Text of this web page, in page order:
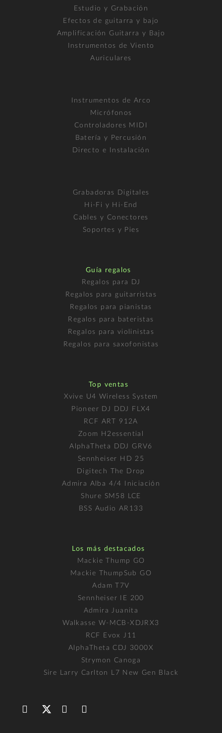
Estudio y Grabación
Efectos de guitarra y bajo
Amplificación Guitarra y Bajo
Instrumentos de Viento
Auriculares
Instrumentos de Arco
Micrófonos
Controladores MIDI
Batería y Percusión
Directo e Instalación
Grabadoras Digitales
Hi-Fi y Hi-End
Cables y Conectores
Soportes y Pies
Guía regalos
Regalos para DJ
Regalos para guitarristas
Regalos para pianistas
Regalos para bateristas
Regalos para violinistas
Regalos para saxofonistas
Top ventas
Xvive U4 Wireless System
Pioneer DJ DDJ FLX4
RCF ART 912A
Zoom H2essential
AlphaTheta DDJ GRV6
Sennheiser HD 25
Digitech The Drop
Admira Alba 4/4 Iniciación
Shure SM58 LCE
BSS Audio AR133
Los más destacados
Mackie Thump GO
Mackie ThumpSub GO
Adam T7V
Sennheiser IE 200
Admira Juanita
Walkasse W-MCB-XDJRX3
RCF Evox J11
AlphaTheta CDJ 3000X
Strymon Canoga
Sire Larry Carlton L7 New Gen Black